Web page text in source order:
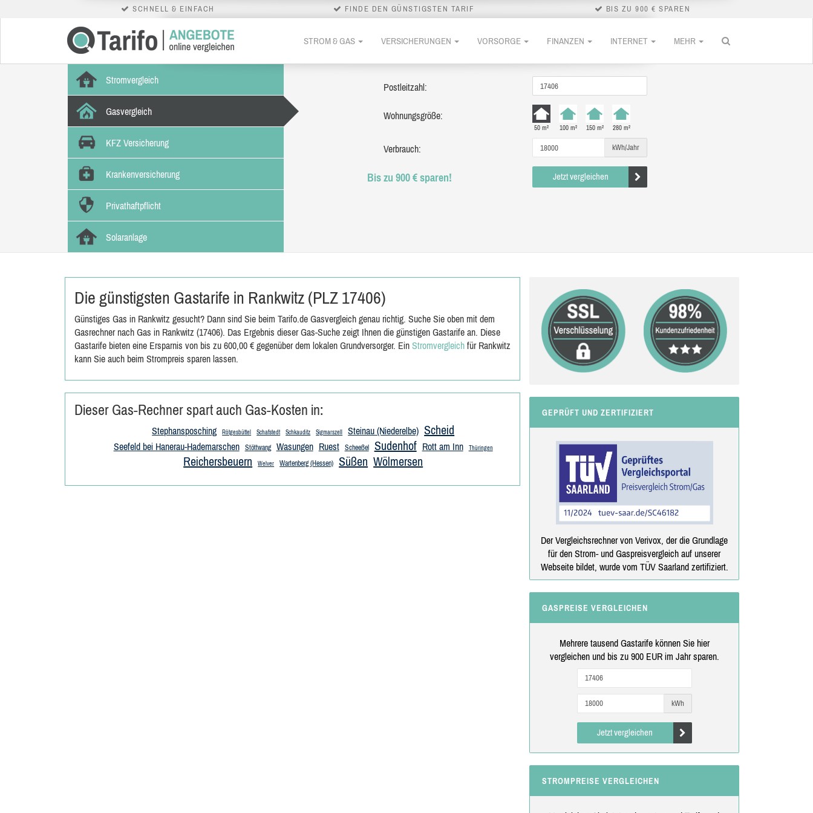
SCHNELL & EINFACH FINDE DEN GÜNSTIGSTEN TARIF BIS ZU 900 € SPAREN
STROM & GAS VERSICHERUNGEN VORSORGE FINANZEN INTERNET MEHR
Stromvergleich
Gasvergleich
KFZ Versicherung
Krankenversicherung
Privathaftpflicht
Solaranlage
Postleitzahl:
Wohnungsgröße:
50 m² 100 m² 150 m² 280 m²
Verbrauch: kWh/Jahr
Bis zu 900 € sparen! Jetzt vergleichen
Die günstigsten Gastarife in Rankwitz (PLZ 17406)
Günstiges Gas in Rankwitz gesucht? Dann sind Sie beim Tarifo.de Gasvergleich genau richtig. Suche Sie oben mit dem
Gasrechner nach Gas in Rankwitz (17406). Das Ergebnis dieser Gas-Suche zeigt Ihnen die günstigen Gastarife an. Diese
Gastarife bieten eine Ersparnis von bis zu 600,00 € gegenüber dem lokalen Grundversorger. Ein Stromvergleich für Rankwitz
kann Sie auch beim Strompreis sparen lassen.
Dieser Gas-Rechner spart auch Gas-Kosten in:
Stephansposching Rötgesbüttel Schafstedt Schkauditz Sigmarszell Steinau (Niederelbe) Scheid
Seefeld bei Hanerau-Hademarschen Stöttwang Wasungen Ruest Scheeßel Sudenhof Rott am Inn Thüringen
Reichersbeuern Welver Wartenberg (Hessen) Süßen Wölmersen
GEPRÜFT UND ZERTIFIZIERT
Der Vergleichsrechner von Verivox, der die Grundlage
für den Strom- und Gaspreisvergleich auf unserer
Webseite bildet, wurde vom TÜV Saarland zertifiziert.
GASPREISE VERGLEICHEN
Mehrere tausend Gastarife können Sie hier
vergleichen und bis zu 900 EUR im Jahr sparen.
kWh
Jetzt vergleichen
STROMPREISE VERGLEICHEN